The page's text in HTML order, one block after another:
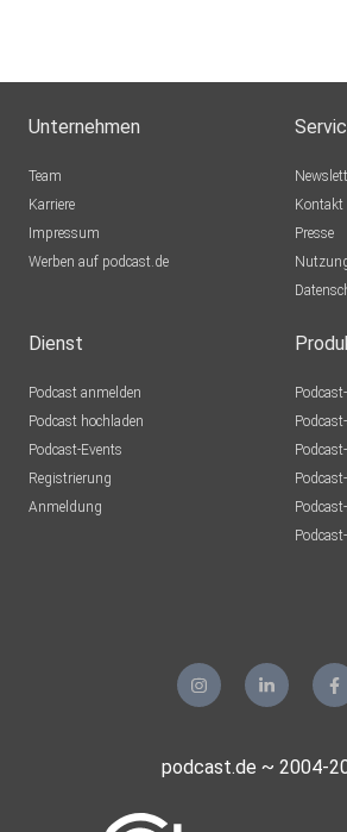
Unternehmen
Team
Karriere
Impressum
Werben auf podcast.de
Kontakt
Presse
Dienst
Podcast anmelden
Podcast hochladen
Podcast-Events
Registrierung
Anmeldung
podcast.de ~ 2004-